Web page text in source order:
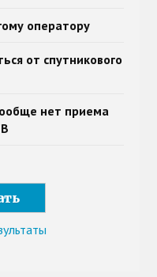
оператору
от спутникового
нет приема